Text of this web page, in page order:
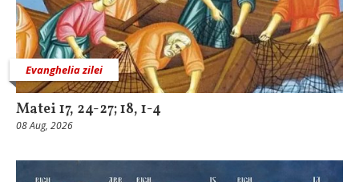
Evanghelia zilei
Matei 17, 24-27; 18, 1-4
08 Aug, 2026